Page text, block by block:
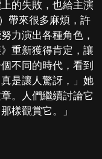
的失敗，也給主演
帶來很多麻煩，許
力演出各種角色，
重新獲得肯定，讓
不同的時代，看到
是讓人驚訝，」她
。人們繼續討論它
樣觀賞它。」